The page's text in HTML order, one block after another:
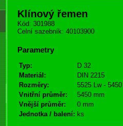
Klínový řemen
Kód: 301988
Celní sazebník: 40103900
Parametry
Typ:
D 32
Materiál:
DIN 2215
Rozměry:
5525 Lw -
Vnitřní průměr:
5450 mm
Vnější průměr:
0 mm
Jednotka / balení: ks